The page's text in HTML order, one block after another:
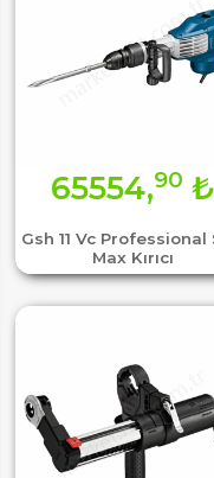
Gsh 11 Vc Professional
Max Kırıcı
65554,90 ₺